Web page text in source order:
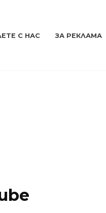
С НАС ЗА РЕКЛАМА